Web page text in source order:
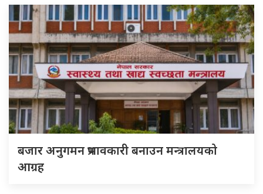
बजार अनुगमन प्रभावकारी बनाउन मन्त्रालयको
आग्रह